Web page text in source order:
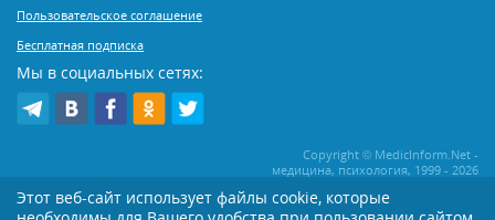
Пользовательское соглашение
Бесплатная подписка
Мы в социальных сетях:
Copyright © MedicInform.Net -
медицина, психология, 1999 - 2026
Копирование или иное распространение статей нашего сайта строго
Этот веб-сайт использует файлы cookie, которые